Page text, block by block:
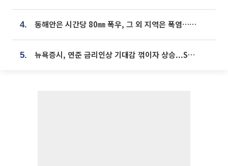
4. 동해안은 시간당 80㎜ 폭우, 그 외 지역은 폭염…‘극과 극 날씨’
5. 뉴욕증시, 연준 금리인상 기대감 꺾이자 상승...S&P500 사상 최고치 [종합]